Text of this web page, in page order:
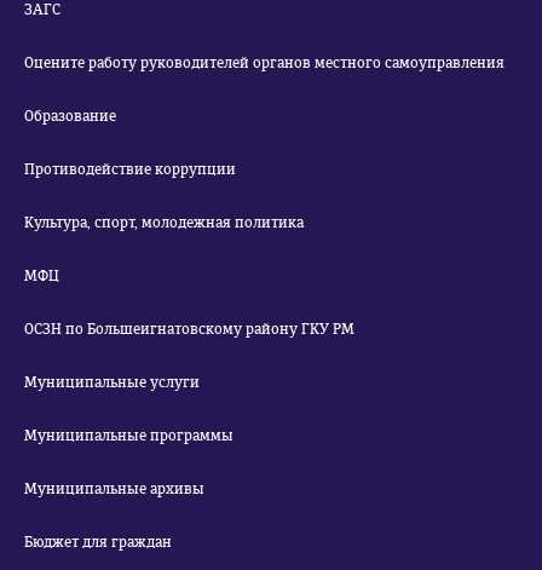
ЗАГС
Оцените работу руководителей органов местного самоуправления
Образование
Противодействие коррупции
Культура, спорт, молодежная политика
МФЦ
ОСЗН по Большеигнатовскому району ГКУ РМ
Муниципальные услуги
Муниципальные программы
Муниципальные архивы
Бюджет для граждан